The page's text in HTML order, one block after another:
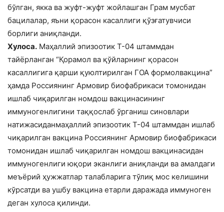
бўлган, якка ва жуфт-жуфт жойлашган Грам мусбат
бацилалар, яъни қорасон касаллиги қўзғатувчиси
борлиги аниқланди.
Хулоса. Маҳаллий эпизоотик Т-04 штаммдан
тайёрланган “Қорамол ва қўйларнинг қорасон
касаллигига қарши қуюлтирилган ГОА формолвакцина”
ҳамда Россиянинг Армовир биофабрикаси томонидан
ишлаб чиқарилган номдош вакцинасининг
иммуногенлигини таққослаб ўрганиш синовлари
натижасиданмаҳаллий эпизоотик Т-04 штаммдан ишлаб
чиқарилган вакцина Россиянинг Армовир биофабрикаси
томонидан ишлаб чиқарилган номдош вакцинасидан
иммуногенлиги юқори эканлиги аниқланди ва амалдаги
меъёрий ҳужжатлар талабларига тўлиқ мос келишини
кўрсатди ва ушбу вакцина етарли даражада иммуноген
деган хулоса қилинди.